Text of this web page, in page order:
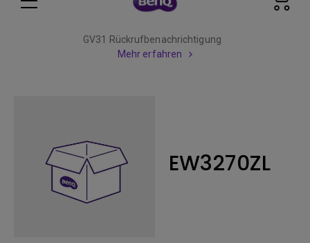
GV31 Rückrufbenachrichtigung
Mehr erfahren
EW3270ZL